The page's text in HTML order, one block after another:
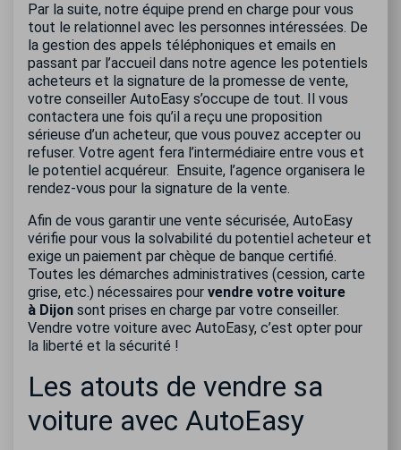
Par la suite, notre équipe prend en charge pour vous
tout le relationnel avec les personnes intéressées. De
la gestion des appels téléphoniques et emails en
passant par l’accueil dans notre agence les potentiels
acheteurs et la signature de la promesse de vente,
votre conseiller AutoEasy s’occupe de tout. Il vous
contactera une fois qu’il a reçu une proposition
sérieuse d’un acheteur, que vous pouvez accepter ou
refuser. Votre agent fera l’intermédiaire entre vous et
le potentiel acquéreur. Ensuite, l’agence organisera le
rendez-vous pour la signature de la vente.
Afin de vous garantir une vente sécurisée, AutoEasy
vérifie pour vous la solvabilité du potentiel acheteur et
exige un paiement par chèque de banque certifié.
Toutes les démarches administratives (cession, carte
grise, etc.) nécessaires pour vendre votre voiture
à Dijon sont prises en charge par votre conseiller.
Vendre votre voiture avec AutoEasy, c’est opter pour
la liberté et la sécurité !
Les atouts de vendre sa
voiture avec AutoEasy